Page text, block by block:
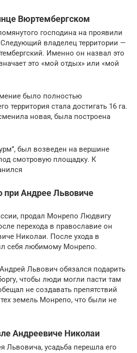
Вюртембергском
господина на проявили
владелец территории —
Именно он назвал это
это «мой отдых» или «мой
было полностью
территория стала достигать 16 га.
новая, была построена
был возведен на вершине
смотровую площадку. К
при Андрее Львовиче
продал Монрепо Людвигу
перехода в православие он
Николаи. После ухода в
себя любимому Монрепо.
Львович обязался подарить
чтобы люди могли пасти там
не создавать препятствий
земель Монрепо, что были не
Андреевиче Николаи
Львовича, усадьба перешла его